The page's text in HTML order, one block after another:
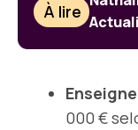
À lire
000 €